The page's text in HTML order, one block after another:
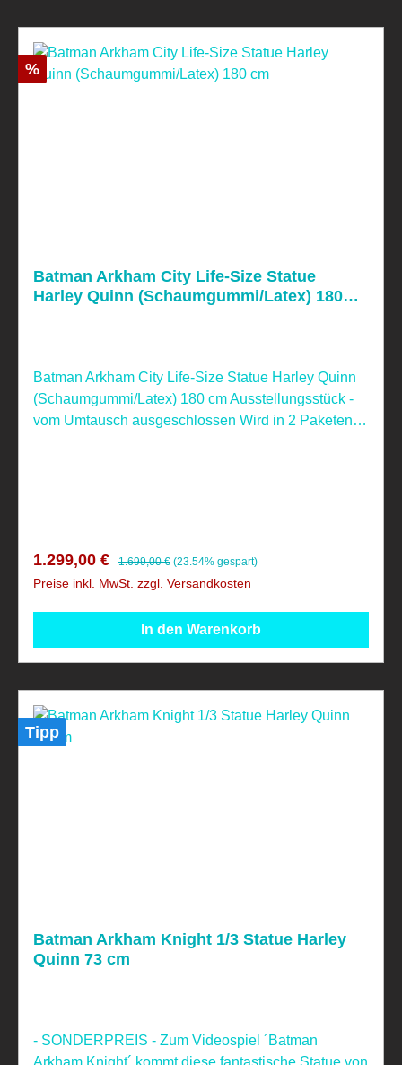
Rabatt
%
Batman Arkham City Life-Size Statue
Harley Quinn (Schaumgummi/Latex) 180
Batman Arkham City Life-Size Statue Harley Quinn
(Schaumgummi/Latex) 180 cm Ausstellungsstück -
vom Umtausch ausgeschlossen Wird in 2 Paketen
Verkaufspreis:
1.299,00 € Regulärer Preis:
1.699,00 € (23.54% gespart)
Preise inkl. MwSt. zzgl. Versandkosten
In den Warenkorb
Tipp
Batman Arkham Knight 1/3 Statue Harley
Quinn 73 cm
- SONDERPREIS - Zum Videospiel ´Batman
Arkham Knight´ kommt diese fantastische Statue von